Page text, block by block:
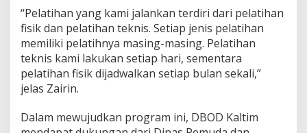
“Pelatihan yang kami jalankan terdiri dari pelatihan
fisik dan pelatihan teknis. Setiap jenis pelatihan
memiliki pelatihnya masing-masing. Pelatihan
teknis kami lakukan setiap hari, sementara
pelatihan fisik dijadwalkan setiap bulan sekali,”
jelas Zairin.
Dalam mewujudkan program ini, DBOD Kaltim